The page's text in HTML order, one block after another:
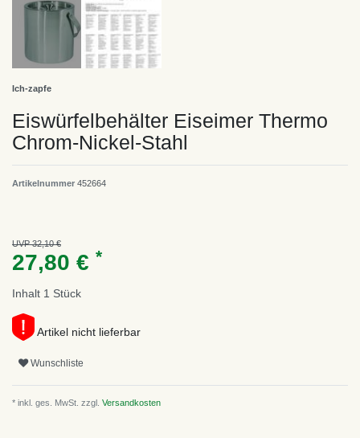
Ich-zapfe
Eiswürfelbehälter Eiseimer Thermo
Chrom-Nickel-Stahl
Artikelnummer 452664
UVP 32,10 €
27,80 € *
Inhalt 1 Stück
Artikel nicht lieferbar
Wunschliste
* inkl. ges. MwSt. zzgl. Versandkosten